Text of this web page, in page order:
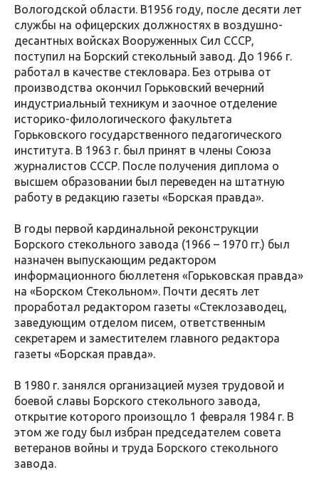
Вологодской области. В1956 году, после десяти лет
службы на офицерских должностях в воздушно-
десантных войсках Вооруженных Сил СССР,
поступил на Борский стекольный завод. До 1966 г.
работал в качестве стекловара. Без отрыва от
производства окончил Горьковский вечерний
индустриальный техникум и заочное отделение
историко-филологического факультета
Горьковского государственного педагогического
института. В 1963 г. был принят в члены Союза
журналистов СССР. После получения диплома о
высшем образовании был переведен на штатную
работу в редакцию газеты «Борская правда».
В годы первой кардинальной реконструкции
Борского стекольного завода (1966 – 1970 гг.) был
назначен выпускающим редактором
информационного бюллетеня «Горьковская правда»
на «Борском Стекольном». Почти десять лет
проработал редактором газеты «Стеклозаводец,
заведующим отделом писем, ответственным
секретарем и заместителем главного редактора
газеты «Борская правда».
В 1980 г. занялся организацией музея трудовой и
боевой славы Борского стекольного завода,
открытие которого произощло 1 февраля 1984 г. В
этом же году был избран председателем совета
ветеранов войны и труда Борского стекольного
завода.